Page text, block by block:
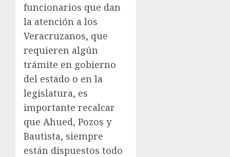
funcionarios que dan
la atención a los
Veracruzanos, que
requieren algún
trámite en gobierno
del estado o en la
legislatura, es
importante recalcar
que Ahued, Pozos y
Bautista, siempre
están dispuestos todo